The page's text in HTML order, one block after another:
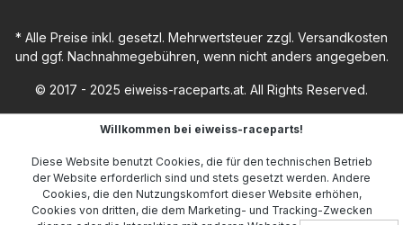
* Alle Preise inkl. gesetzl. Mehrwertsteuer zzgl. Versandkosten
und ggf. Nachnahmegebühren, wenn nicht anders angegeben.
© 2017 - 2025 eiweiss-raceparts.at. All Rights Reserved.
Willkommen bei eiweiss-raceparts!
Diese Website benutzt Cookies, die für den technischen Betrieb
der Website erforderlich sind und stets gesetzt werden. Andere
Cookies, die den Nutzungskomfort dieser Website erhöhen,
Cookies von dritten, die dem Marketing- und Tracking-Zwecken